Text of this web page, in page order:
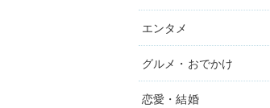
エンタメ
グルメ・おでかけ
恋愛・結婚